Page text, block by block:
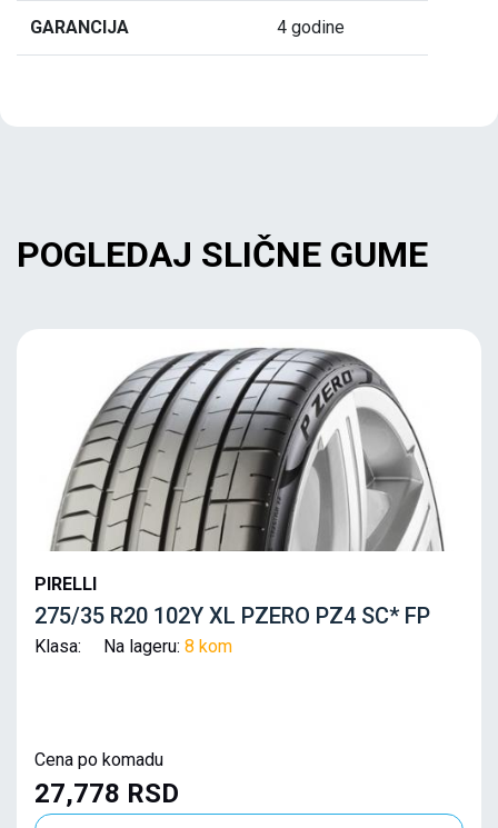
GARANCIJA 4 godine
POGLEDAJ SLIČNE GUME
PIRELLI
275/35 R20 102Y XL PZERO PZ4 SC* FP
Klasa: Na lageru: 8 kom
Cena po komadu
27,778 RSD